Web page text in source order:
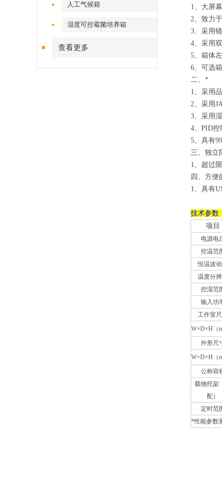
人工气候箱
湿度可控霉菌培养箱
查看更多
1、 大屏
2、 致力
3、 采用
4、 采用
5、 箱体
6、 可选
二、 *
1、 采用
2、 采用
3、 采用
4、 PID控
5、 具有
三、 独立
1、 超过
四、 方便
1、 具有
技术参数
项目
电源电
控温范
恒温波
温度分
控湿范
输入功
工作室
W×D×H（
外形尺
W×D×H（
公称容
载物托架
配）
定时范
*性能参数